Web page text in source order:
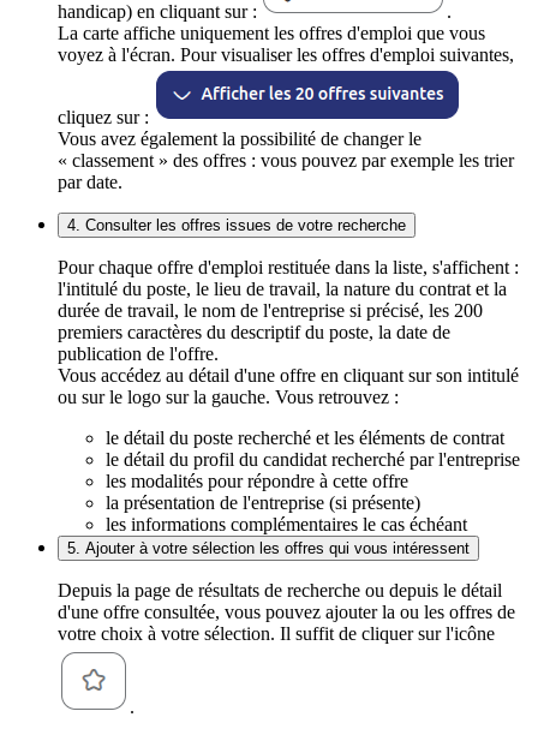
handicap) en cliquant sur :
.
La carte affiche uniquement les offres d'emploi que vous
voyez à l'écran. Pour visualiser les offres d'emploi suivantes,
cliquez sur :
Vous avez également la possibilité de changer le
« classement » des offres : vous pouvez par exemple les trier
par date.
4. Consulter les offres issues de votre recherche
Pour chaque offre d'emploi restituée dans la liste, s'affichent :
l'intitulé du poste, le lieu de travail, la nature du contrat et la
durée de travail, le nom de l'entreprise si précisé, les 200
premiers caractères du descriptif du poste, la date de
publication de l'offre.
Vous accédez au détail d'une offre en cliquant sur son intitulé
ou sur le logo sur la gauche. Vous retrouvez :
le détail du poste recherché et les éléments de contrat
le détail du profil du candidat recherché par l'entreprise
les modalités pour répondre à cette offre
la présentation de l'entreprise (si présente)
les informations complémentaires le cas échéant
5. Ajouter à votre sélection les offres qui vous intéressent
Depuis la page de résultats de recherche ou depuis le détail
d'une offre consultée, vous pouvez ajouter la ou les offres de
votre choix à votre sélection. Il suffit de cliquer sur l'icône
.